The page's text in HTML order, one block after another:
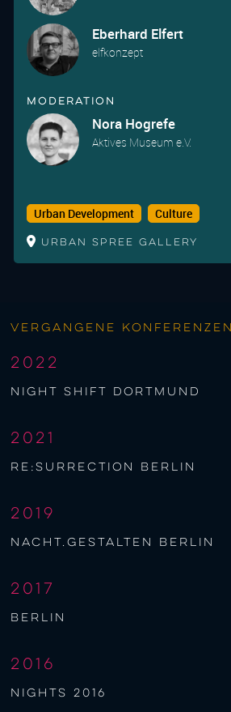
Eberhard Elfert
elfkonzept
Moderation
Nora Hogrefe
Aktives Museum e.V.
Urban Development Culture
Urban Spree Gallery
Vergangene Konferenzen
2022
night shift Dortmund
2021
re:surrection berlin
2019
nacht.gestalten berlin
2017
berlin
2016
NIGHTS 2016